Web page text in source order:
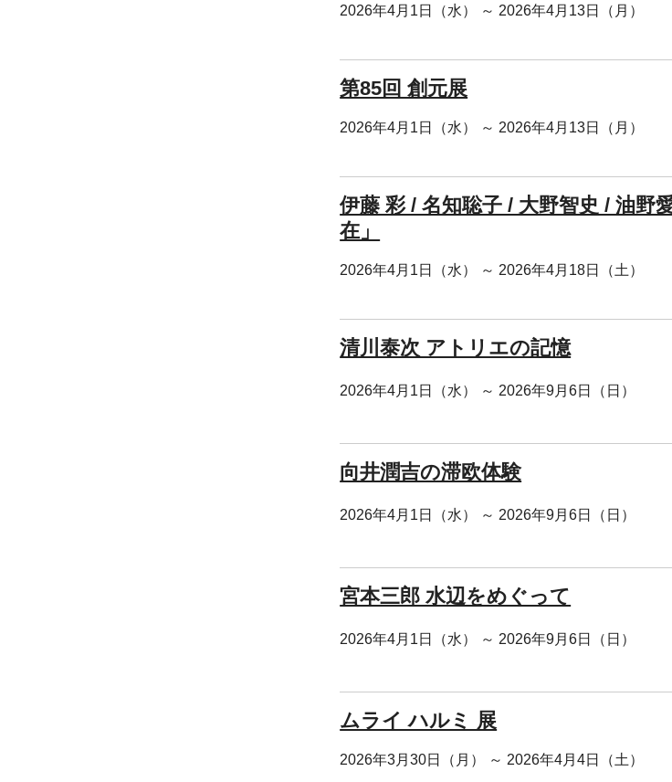
2026年4月1日（水） ～ 2026年4月13日（月）
第85回 創元展
2026年4月1日（水） ～ 2026年4月13日（月）
伊藤 彩 / 名知聡子 / 大野智史 / 油野
在」
2026年4月1日（水） ～ 2026年4月18日（土）
清川泰次 アトリエの記憶
2026年4月1日（水） ～ 2026年9月6日（日）
向井潤吉の滞欧体験
2026年4月1日（水） ～ 2026年9月6日（日）
宮本三郎 水辺をめぐって
2026年4月1日（水） ～ 2026年9月6日（日）
ムライ ハルミ 展
2026年3月30日（月） ～ 2026年4月4日（土）